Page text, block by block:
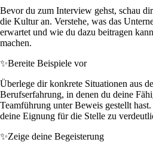
Bevor du zum Interview gehst, schau
die Kultur an. Verstehe, was das
erwartet und wie du dazu beitragen
machen.
✨Bereite Beispiele vor
Überlege dir konkrete Situationen aus
Berufserfahrung, in denen du deine
Teamführung unter Beweis gestellt
deine Eignung für die Stelle zu
✨Zeige deine Begeisterung